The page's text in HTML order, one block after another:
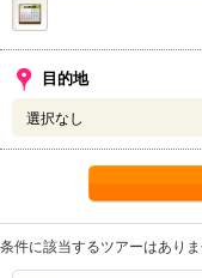
目的地
条件に該当するツアーはありま